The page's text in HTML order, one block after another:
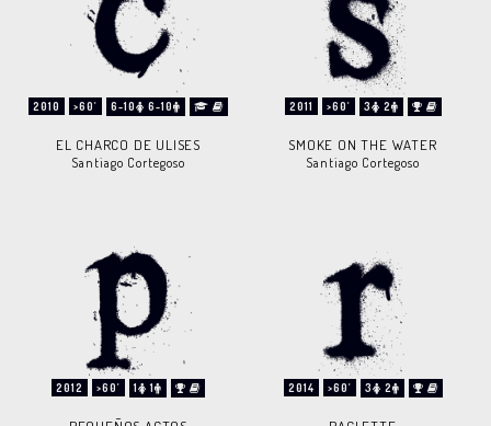
2010 >60' 6-10 6-10
EL CHARCO DE ULISES
Santiago Cortegoso
2011 >60' 3 2
SMOKE ON THE WATER
Santiago Cortegoso
2012 >60' 1 1 2014 >60' 3 2